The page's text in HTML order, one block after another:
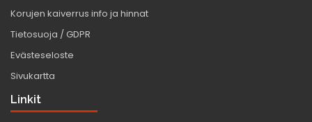
Korujen kaiverrus info ja hinnat
Tietosuoja / GDPR
Evästeseloste
Sivukartta
Linkit